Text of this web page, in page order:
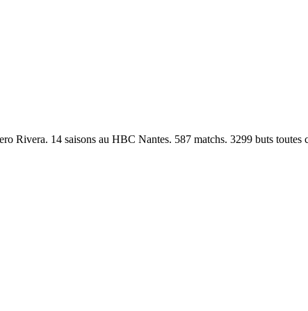
Rivera. 14 saisons au HBC Nantes. 587 matchs. 3299 buts